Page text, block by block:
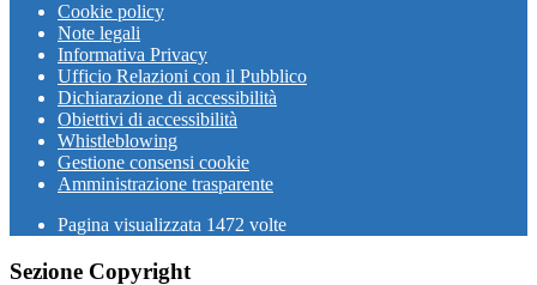
Cookie policy
Note legali
Informativa Privacy
Ufficio Relazioni con il Pubblico
Dichiarazione di accessibilità
Obiettivi di accessibilità
Whistleblowing
Gestione consensi cookie
Amministrazione trasparente
Pagina visualizzata 1472 volte
Sezione Copyright